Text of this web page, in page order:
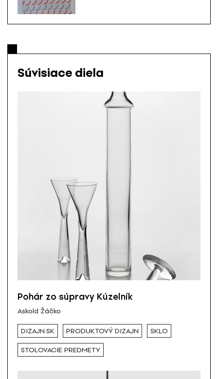
Súvisiace diela
Pohár zo súpravy Kúzelník
Askold Žáčko
DIZAJN.SK PRODUKTOVÝ DIZAJN SKLO
STOLOVACIE PREDMETY